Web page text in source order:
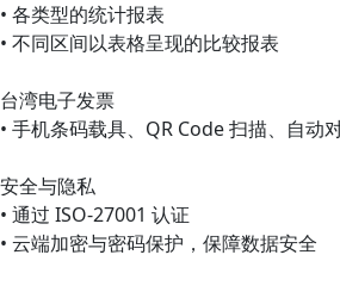
• 各类型的统计报表
• 不同区间以表格呈现的比较报表
台湾电子发票
• 手机条码载具、QR Code 扫描、自动
安全与隐私
• 通过 ISO-27001 认证
• 云端加密与密码保护，保障数据安全